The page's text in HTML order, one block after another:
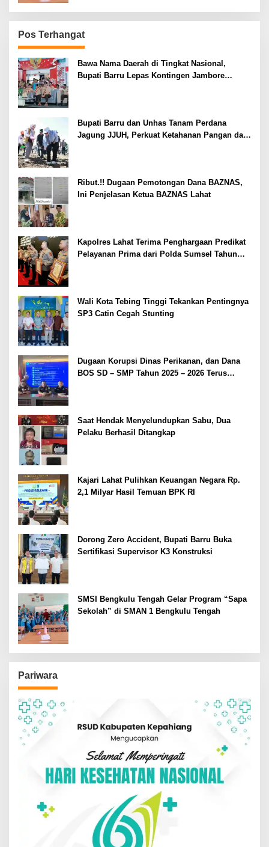
Pos Terhangat
Bawa Nama Daerah di Tingkat Nasional,
Bupati Barru Lepas Kontingen Jambore
Bupati Barru dan Unhas Tanam Perdana
Jagung JJUH, Perkuat Ketahanan Pangan dan
Ribut.!! Dugaan Pemotongan Dana BAZNAS,
Ini Penjelasan Ketua BAZNAS Lahat
Kapolres Lahat Terima Penghargaan Predikat
Pelayanan Prima dari Polda Sumsel Tahun
Wali Kota Tebing Tinggi Tekankan Pentingnya
SP3 Catin Cegah Stunting
Dugaan Korupsi Dinas Perikanan, dan Dana
BOS SD – SMP Tahun 2025 – 2026 Terus
Saat Hendak Menyelundupkan Sabu, Dua
Pelaku Berhasil Ditangkap
Kajari Lahat Pulihkan Keuangan Negara Rp.
2,1 Milyar Hasil Temuan BPK RI
Dorong Zero Accident, Bupati Barru Buka
Sertifikasi Supervisor K3 Konstruksi
SMSI Bengkulu Tengah Gelar Program “Sapa
Sekolah” di SMAN 1 Bengkulu Tengah
Pariwara